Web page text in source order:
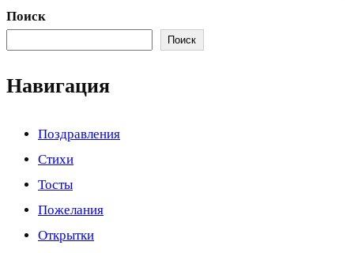
Поиск
Поиск
Навигация
Поздравления
Стихи
Тосты
Пожелания
Открытки